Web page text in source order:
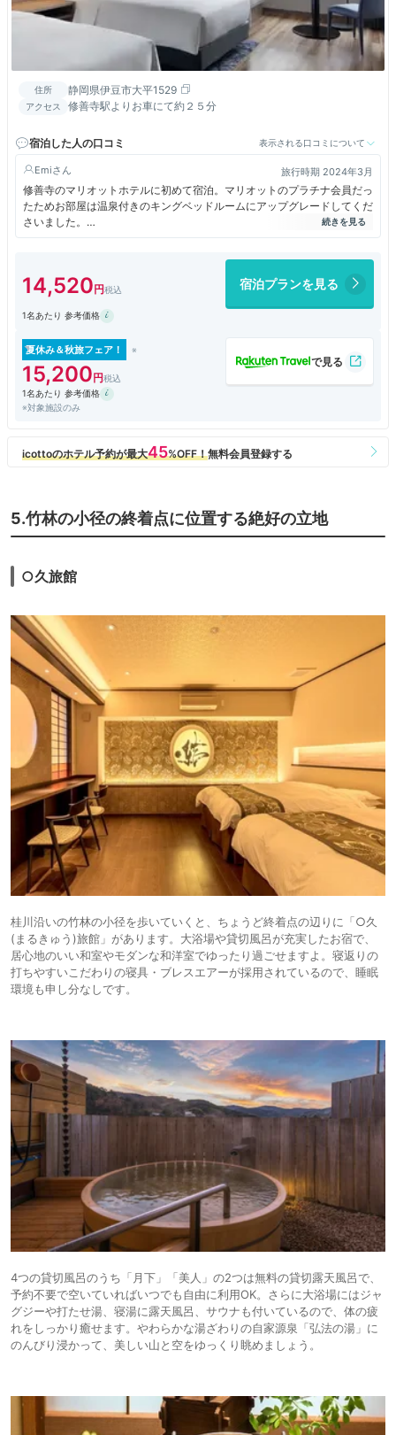
住所 静岡県伊豆市大平1529
アクセス 修善寺駅よりお車にて約２５分
宿泊した人の口コミ 表示される口コミについて
Emi 旅行時期 2024年3月
修善寺のマリオットホテルに初めて宿泊。マリオットのプラチナ会員だっ
たためお部屋は温泉付きのキングベッドルームにアップグレードしてくだ
さいました。
ラフォーレの敷地内にあるため、敷地はとても広大で系列のホテルエリア
いスタイル。お部屋に温泉がついているので、２４時間いつでも温泉に入
れたのも嬉しいポイント。
ホテル内には水着で楽しめる温泉プールエリアもあり、ファミリーみんな
いるので大人でも楽しめる内容でした。利用客も少なくて案外穴場だった
かも。
ディナーはホテルのレストランで。メインとセミブッフェがついたコー
ス。伊豆ご当地のメニューも多く大変美味しかったです。
14,520 宿泊プランを見る
1名あたり 参考価格
夏休み＆秋旅フェア！
15,200
1名あたり 参考価格
※対象施設のみ
5.竹林の小径の終着点に位置する絶好の立地
○久旅館
桂川沿いの竹林の小径を歩いていくと、ちょうど終着点の辺りに「○久
(まるきゅう)旅館」があります。大浴場や貸切風呂が充実したお宿で、
居心地のいい和室やモダンな和洋室でゆったり過ごせますよ。寝返りの
打ちやすいこだわりの寝具・ブレスエアーが採用されているので、睡眠
環境も申し分なしです。
4つの貸切風呂のうち「月下」「美人」の2つは無料の貸切露天風呂で、
予約不要で空いていればいつでも自由に利用OK。さらに大浴場にはジャ
グジーや打たせ湯、寝湯に露天風呂、サウナも付いているので、体の疲
れをしっかり癒せます。やわらかな湯ざわりの自家源泉「弘法の湯」に
のんびり浸かって、美しい山と空をゆっくり眺めましょう。